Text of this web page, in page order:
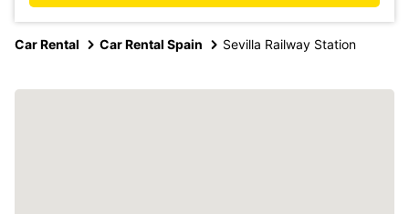
Car Rental Car Rental Spain Sevilla Railway Station